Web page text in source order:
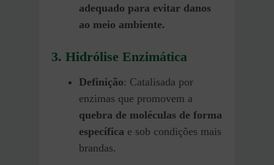
adequado para evitar danos
ao meio ambiente.
3. Hidrólise Enzimática
Definição: Catalisada por
enzimas que promovem a
quebra de moléculas de forma
específica e sob condições mais
brandas.